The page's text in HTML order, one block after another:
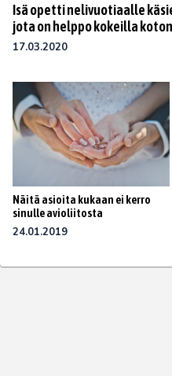
Isä opetti nelivuotiaalle
jota on helppo kokeilla
17.03.2020
Näitä asioita kukaan ei kerro
sinulle avioliitosta
24.01.2019